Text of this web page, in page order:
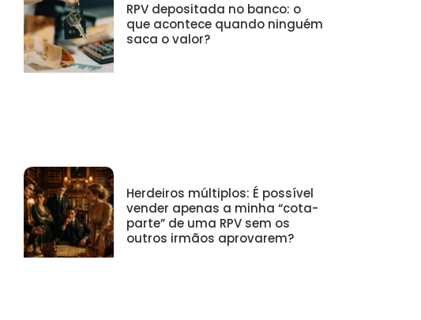
RPV depositada no banco: o
que acontece quando ninguém
saca o valor?
Herdeiros múltiplos: É possível
vender apenas a minha “cota-
parte” de uma RPV sem os
outros irmãos aprovarem?